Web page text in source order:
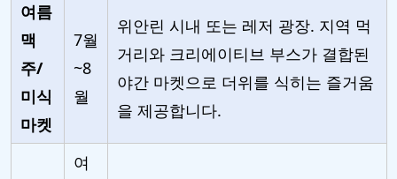
여름
맥
주/
미식
마켓
7월
~8
월
위안린 시내 또는 레저 광장. 지역 먹
거리와 크리에이티브 부스가 결합된
야간 마켓으로 더위를 식히는 즐거움
을 제공합니다.
여